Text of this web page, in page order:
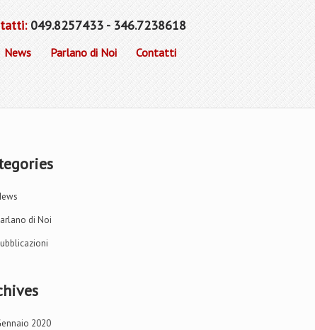
049.8257433 - 346.7238618
News Parlano di Noi Contatti
di Noi
2020